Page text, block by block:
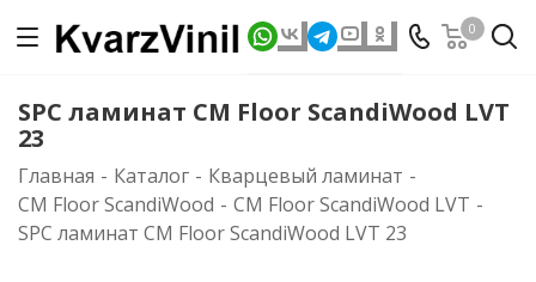
0
SPC ламинат CM Floor ScandiWood LVT
23
Главная - Каталог - Кварцевый ламинат -
CM Floor ScandiWood - CM Floor ScandiWood LVT -
SPC ламинат CM Floor ScandiWood LVT 23